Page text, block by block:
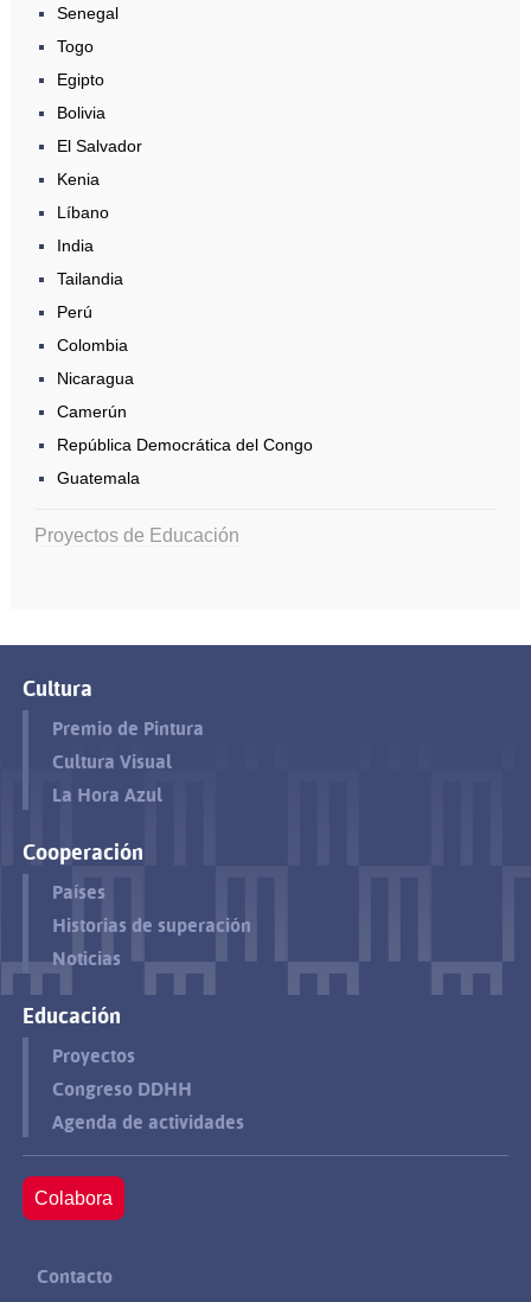
Senegal
Togo
Egipto
Bolivia
El Salvador
Kenia
Líbano
India
Tailandia
Perú
Colombia
Nicaragua
Camerún
República Democrática del Congo
Guatemala
Proyectos de Educación
Cultura
Premio de Pintura
Cultura Visual
La Hora Azul
Cooperación
Países
Historias de superación
Noticias
Educación
Proyectos
Congreso DDHH
Agenda de actividades
Colabora
Contacto